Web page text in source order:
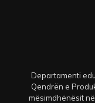
Departamenti
Qendrën e
mësimdhënësit